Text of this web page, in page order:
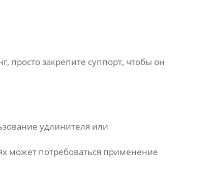
просто закрепите суппорт, чтобы он
удлинителя или
может потребоваться применение